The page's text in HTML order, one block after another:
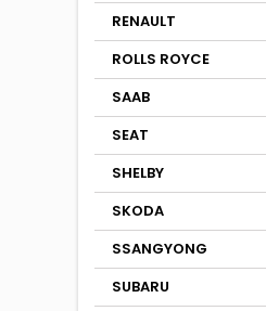
RENAULT
ROLLS ROYCE
SAAB
SEAT
SHELBY
SKODA
SSANGYONG
SUBARU